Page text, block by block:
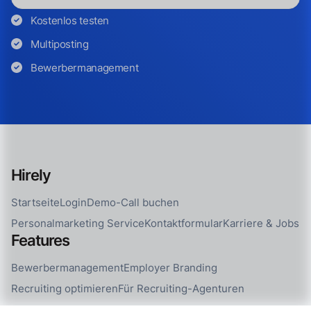
Kostenlos testen
Multiposting
Bewerbermanagement
Hirely
StartseiteLoginDemo-Call buchen
Personalmarketing ServiceKontaktformularKarriere & Jobs
Features
BewerbermanagementEmployer Branding
Recruiting optimierenFür Recruiting-Agenturen
Alle Features